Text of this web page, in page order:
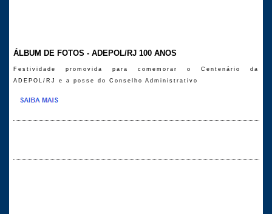
ÁLBUM DE FOTOS - ADEPOL/RJ 100 ANOS
Festividade promovida para comemorar o Centenário da
ADEPOL/RJ e a posse do Conselho Administrativo